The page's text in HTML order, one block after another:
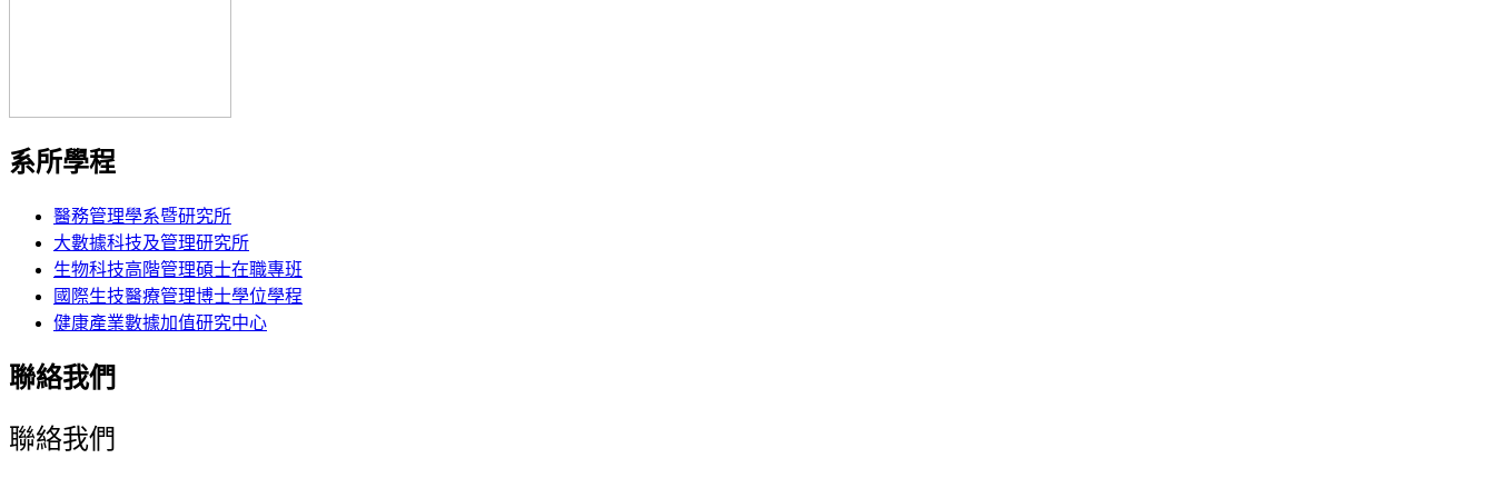
系所學程
醫務管理學系暨研究所
大數據科技及管理研究所
生物科技高階管理碩士在職專班
國際生技醫療管理博士學位學程
健康產業數據加值研究中心
聯絡我們
聯絡我們